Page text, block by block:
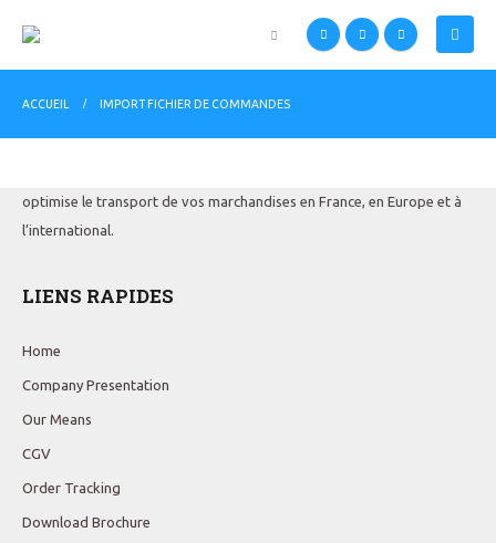
ACCUEIL IMPORT FICHIER DE COMMANDES
À PROPOS DE NOUS
optimise le transport de vos marchandises en France, en Europe et à
l’international.
LIENS RAPIDES
Home
Company Presentation
Our Means
CGV
Order Tracking
Download Brochure